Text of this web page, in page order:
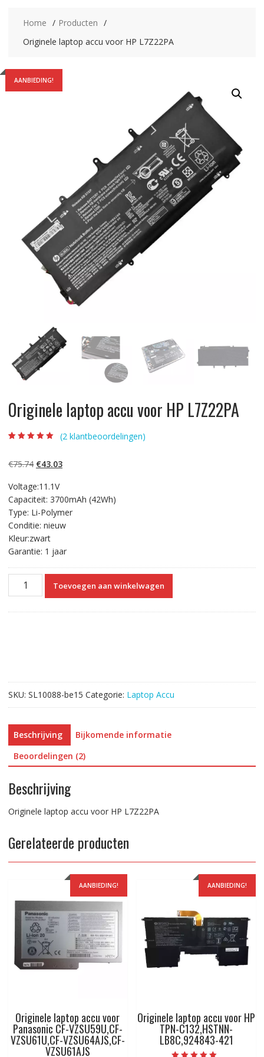
Home
Producten
Originele laptop accu voor HP L7Z22PA
AANBIEDING!
Originele laptop accu voor HP L7Z22PA
gebaseerd op
klantbeoordelinge
(2 klantbeoordelingen)
€75.74 Oorspronkelijke
was:
€75.74.
€43.03Huidige
€43.03.
Voltage:11.1V
Capaciteit: 3700mAh (42Wh)
Type: Li-Polymer
Conditie: nieuw
Kleur:zwart
Garantie: 1 jaar
Originele
Toevoegen aan winkelwagen
SKU: SL10088-be15 Categorie: Laptop Accu
Beschrijving
Bijkomende informatie
Beoordelingen (2)
Beschrijving
Originele laptop accu voor HP L7Z22PA
Gerelateerde producten
AANBIEDING!
Originele laptop accu voor
Panasonic CF-VZSU59U,CF-
VZSU61U,CF-VZSU64AJS,CF-
VZSU61AJS
AANBIEDING!
Originele laptop accu voor HP
TPN-C132,HSTNN-
LB8C,924843-421